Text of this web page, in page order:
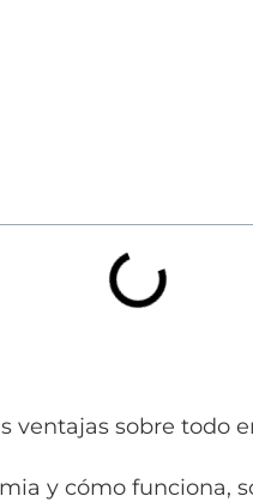
ventajas sobre todo
y cómo funciona,